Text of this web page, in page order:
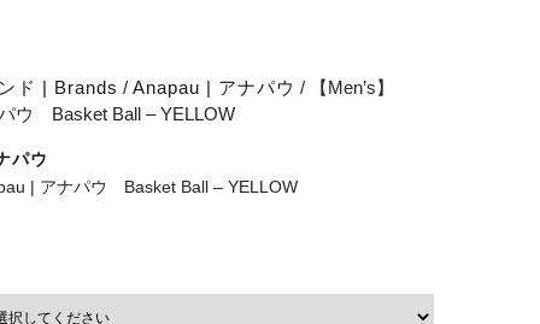
ド | Brands / Anapau | アナパウ / 【Men’s】
ウ Basket Ball – YELLOW
パウ
| アナパウ Basket Ball – YELLOW